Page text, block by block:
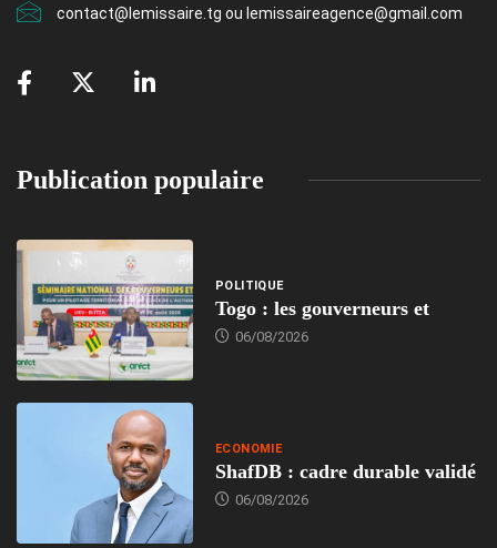
contact@lemissaire.tg ou lemissaireagence@gmail.com
Publication populaire
POLITIQUE
Togo : les gouverneurs et
06/08/2026
ECONOMIE
ShafDB : cadre durable validé
06/08/2026